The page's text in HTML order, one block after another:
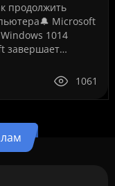
продолжить
Microsoft
1014
завершает
1061